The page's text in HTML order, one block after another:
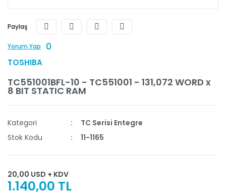
Paylaş
Yorum Yap 0
TOSHIBA
TC551001BFL-10 - TC551001 - 131,072 WORD x
8 BIT STATIC RAM
Kategori
TC Serisi Entegre
Stok Kodu
11-1165
20,00 USD + KDV
1.140,00 TL